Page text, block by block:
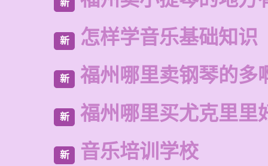
新
新 怎样学音乐基础知识
新 福州哪里卖钢琴的多
新 福州哪里买尤克里里
新 音乐培训学校